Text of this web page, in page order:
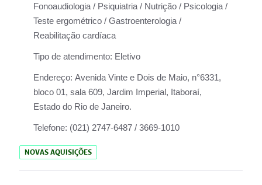
Fonoaudiologia / Psiquiatria / Nutrição / Psicologia /
Teste ergométrico / Gastroenterologia /
Reabilitação cardíaca
Tipo de atendimento: Eletivo
Endereço: Avenida Vinte e Dois de Maio, n°6331,
bloco 01, sala 609, Jardim Imperial, Itaboraí,
Estado do Rio de Janeiro.
Telefone: (021) 2747-6487 / 3669-1010
NOVAS AQUISIÇÕES